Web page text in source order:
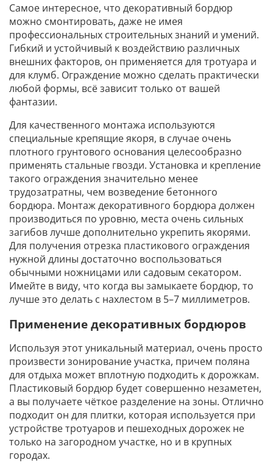
Самое интересное, что декоративный бордюр
можно смонтировать, даже не имея
профессиональных строительных знаний и умений.
Гибкий и устойчивый к воздействию различных
внешних факторов, он применяется для тротуара и
для клумб. Ограждение можно сделать практически
любой формы, всё зависит только от вашей
фантазии.
Для качественного монтажа используются
специальные крепящие якоря, в случае очень
плотного грунтового основания целесообразно
применять стальные гвозди. Установка и крепление
такого ограждения значительно менее
трудозатратны, чем возведение бетонного
бордюра. Монтаж декоративного бордюра должен
производиться по уровню, места очень сильных
загибов лучше дополнительно укрепить якорями.
Для получения отрезка пластикового ограждения
нужной длины достаточно воспользоваться
обычными ножницами или садовым секатором.
Имейте в виду, что когда вы замыкаете бордюр, то
лучше это делать с нахлестом в 5–7 миллиметров.
Применение декоративных бордюров
Используя этот уникальный материал, очень просто
произвести зонирование участка, причем поляна
для отдыха может вплотную подходить к дорожкам.
Пластиковый бордюр будет совершенно незаметен,
а вы получаете чёткое разделение на зоны. Отлично
подходит он для плитки, которая используется при
устройстве тротуаров и пешеходных дорожек не
только на загородном участке, но и в крупных
городах.